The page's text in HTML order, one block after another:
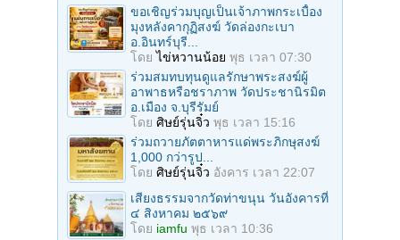
ขอเชิญร่วมบุญเป็นเจ้าภาพกระเบื้อง
มุงหลังคากุฏิสงฆ์ วัดล่องกะเบา
อ.อินทร์บุรี...
โดยไข่หวานน้อย พุธ เวลา 07:30
ร่วมสมทบทุนดูแลรักษาพระสงฆ์ผู้
อาพาธหรือชราภาพ วัดประชานิรมิต
อ.เมือง จ.บุรีรัมย์
โดย ศิษย์รุ่นจิ๋ว พุธ เวลา 15:16
ร่วมถวายภัตตาหารแด่พระภิกษุสงฆ์
1,000 กว่ารูป...
โดย ศิษย์รุ่นจิ๋ว อังคาร เวลา 22:07
เสียงธรรมจากวัดท่าขนุน วันอังคารที่
๔ สิงหาคม ๒๕๖๙
โดย iamfu พุธ เวลา 10:36